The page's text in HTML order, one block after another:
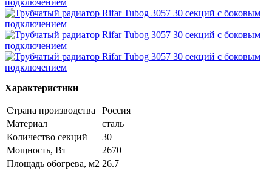
Характеристики
Страна производства
Россия
Материал
сталь
Количество секций
30
Мощность, Вт
2670
Площадь обогрева, м2 26.7